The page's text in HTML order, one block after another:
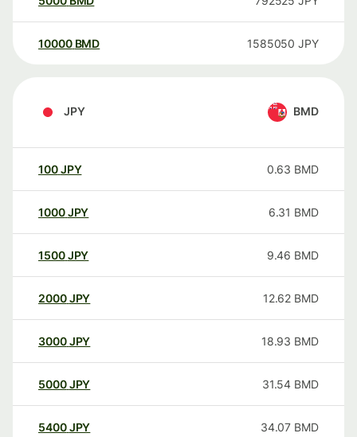
10000 BMD 1585050 JPY
JPY BMD
100JPY 0.63 BMD
1000JPY 6.31 BMD
1500JPY 9.46 BMD
2000JPY 12.62 BMD
3000JPY 18.93 BMD
5000JPY 31.54 BMD
5400JPY 34.07 BMD